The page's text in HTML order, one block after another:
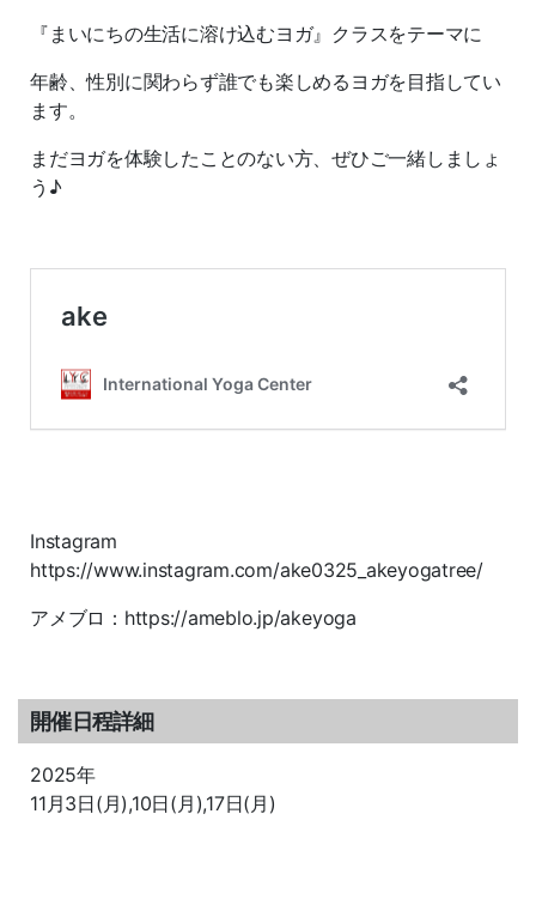
『まいにちの生活に溶け込むヨガ』クラスをテーマに
年齢、性別に関わらず誰でも楽しめるヨガを目指してい
ます。
まだヨガを体験したことのない方、ぜひご一緒しましょ
う♪
Instagram
https://www.instagram.com/ake0325_akeyogatree/
アメブロ：https://ameblo.jp/akeyoga
開催日程詳細
2025年
11月3日(月),10日(月),17日(月)